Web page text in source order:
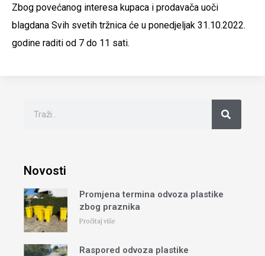
Zbog povećanog interesa kupaca i prodavača uoči
blagdana Svih svetih tržnica će u ponedjeljak 31.10.2022.
godine raditi od 7 do 11 sati.
Novosti
Promjena termina odvoza plastike
zbog praznika
Pročitaj više
Raspored odvoza plastike